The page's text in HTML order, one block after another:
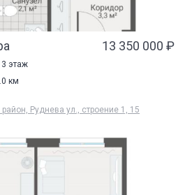
13 350 000 ₽
этаж
км
Руднева ул., строение 1, 15